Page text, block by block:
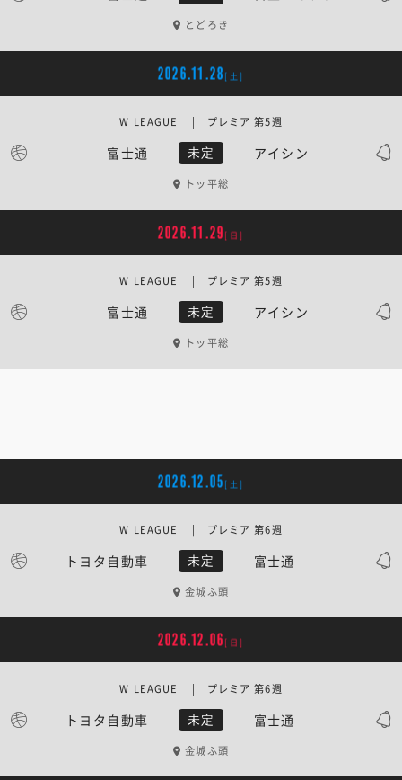
とどろき
2026.11.28 [土]
富士通 未定 アイシン
W LEAGUE | プレミア 第5週
トッ平総
2026.11.29 [日]
富士通 未定 アイシン
W LEAGUE | プレミア 第5週
トッ平総
2026.12.05 [土]
トヨタ自動車 未定 富士通
W LEAGUE | プレミア 第6週
金城ふ頭
2026.12.06 [日]
トヨタ自動車 未定 富士通
W LEAGUE | プレミア 第6週
金城ふ頭